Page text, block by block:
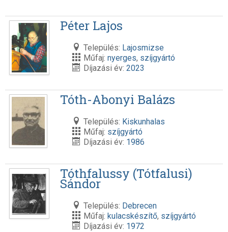
Péter Lajos
Település: Lajosmizse
Műfaj: nyerges, szíjgyártó
Díjazási év: 2023
Tóth-Abonyi Balázs
Település: Kiskunhalas
Műfaj: szíjgyártó
Díjazási év: 1986
Tóthfalussy (Tótfalusi)
Sándor
Település: Debrecen
Műfaj: kulacskészítő, szíjgyártó
Díjazási év: 1972